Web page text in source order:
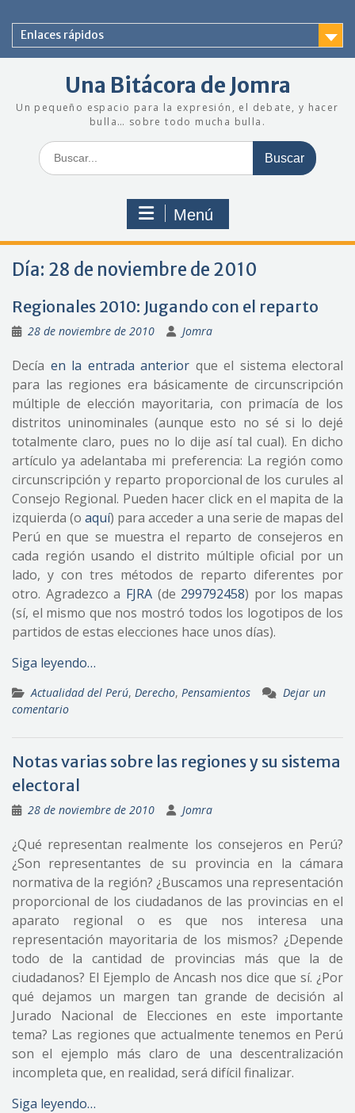
contenido
Enlaces rápidos
Una Bitácora de Jomra
Un pequeño espacio para la expresión, el debate, y hacer
bulla… sobre todo mucha bulla.
Buscar:
Menú
Día: 28 de noviembre de 2010
Regionales 2010: Jugando con el reparto
28 de noviembre de 2010 Jomra
Decía en la entrada anterior que el sistema electoral
para las regiones era básicamente de circunscripción
múltiple de elección mayoritaria, con primacía de los
distritos uninominales (aunque esto no sé si lo dejé
totalmente claro, pues no lo dije así tal cual). En dicho
artículo ya adelantaba mi preferencia: La región como
circunscripción y reparto proporcional de los curules al
Consejo Regional. Pueden hacer click en el mapita de la
izquierda (o aquí) para acceder a una serie de mapas del
Perú en que se muestra el reparto de consejeros en
cada región usando el distrito múltiple oficial por un
lado, y con tres métodos de reparto diferentes por
otro. Agradezco a FJRA(de 299792458) por los mapas
(sí, el mismo que nos mostró todos los logotipos de los
partidos de estas elecciones hace unos días).
Siga leyendo…
Actualidad del Perú, Derecho, Pensamientos
Dejar un
comentario
Notas varias sobre las regiones y su sistema
electoral
28 de noviembre de 2010 Jomra
¿Qué representan realmente los consejeros en Perú?
¿Son representantes de su provincia en la cámara
normativa de la región? ¿Buscamos una representación
proporcional de los ciudadanos de las provincias en el
aparato regional o es que nos interesa una
representación mayoritaria de los mismos? ¿Depende
todo de la cantidad de provincias más que la de
ciudadanos? El Ejemplo de Ancash nos dice que sí. ¿Por
qué dejamos un margen tan grande de decisión al
Jurado Nacional de Elecciones en este importante
tema? Las regiones que actualmente tenemos en Perú
son el ejemplo más claro de una descentralización
incompleta que, en realidad, será difícil finalizar.
Siga leyendo…